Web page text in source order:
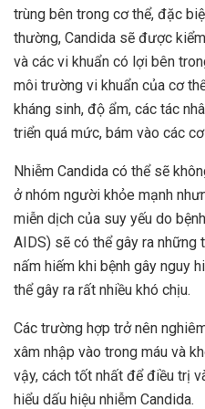
trùng bên trong cơ thể, đặc
thường, Candida sẽ được
và các vi khuẩn có lợi bên
môi trường vi khuẩn của cơ
kháng sinh, độ ẩm, các tác
triển quá mức, bám vào các
Nhiễm Candida có thể sẽ
ở nhóm người khỏe mạnh
miễn dịch của suy yếu do
AIDS) sẽ có thể gây ra những
nấm hiếm khi bệnh gây nguy
thể gây ra rất nhiều khó chịu.
Các trường hợp trở nên
xâm nhập vào trong máu và
vậy, cách tốt nhất để điều trị
hiểu dấu hiệu nhiễm Candida.